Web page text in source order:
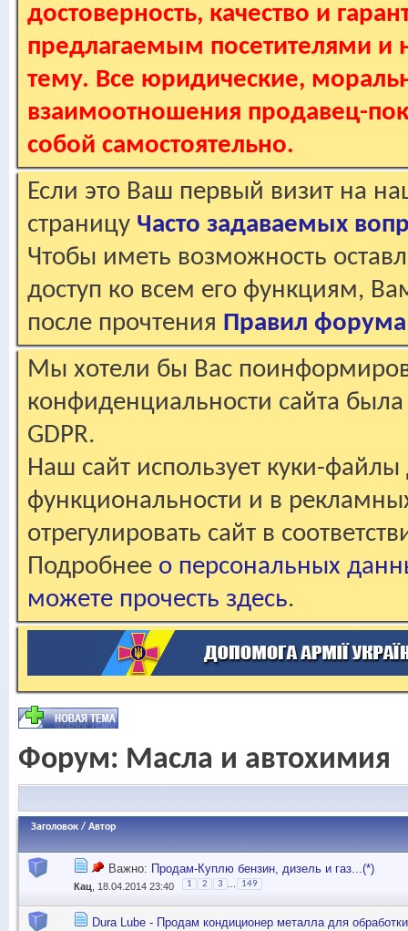
достоверность, качество и
предлагаемым посетителями и
тему. Все юридические,
взаимоотношения продавец-
собой самостоятельно.
Если это Ваш первый визит на
страницу Часто задаваемых
Чтобы иметь возможность
доступ ко всем его функциям,
после прочтения Правил форума
Мы хотели бы Вас
конфиденциальности сайта
GDPR.
Наш сайт использует куки-файлы
функциональности и в
отрегулировать сайт в
Подробнее о персональных
можете прочесть здесь.
Форум: Масла и автохимия
Заголовок / Автор
Важно: Продам-Куплю бензин, дизель и газ...(*)
Кац , 18.04.2014 23:40 1 2 3 149
Dura Lube - Продам кондиционер металла для